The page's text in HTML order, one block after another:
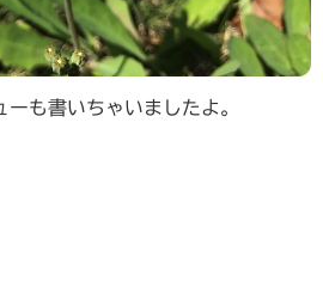
も書いちゃいましたよ。